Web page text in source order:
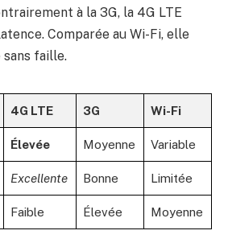
à la 3G, la 4G LTE
Comparée au Wi-Fi, elle
faille.
4G LTE 3G Wi-Fi
Élevée Moyenne Variable
Excellente Bonne Limitée
Faible Élevée Moyenne